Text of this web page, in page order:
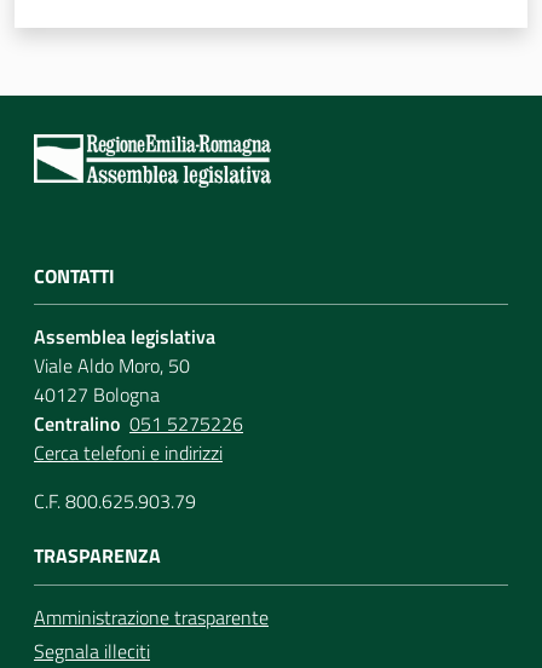
CONTATTI
Assemblea legislativa
Viale Aldo Moro, 50
40127 Bologna
Centralino 051 5275226
Cerca telefoni e indirizzi
C.F. 800.625.903.79
TRASPARENZA
Amministrazione trasparente
Segnala illeciti